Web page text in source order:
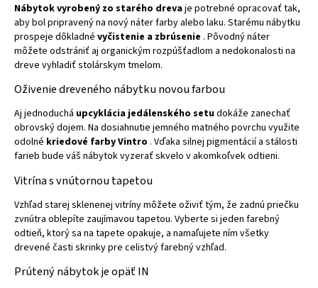
Nábytok vyrobený zo starého drevaje potrebné opracovať tak,
aby bol pripravený na nový náter farby alebo laku. Starému nábytku
prospeje dôkladné vyčistenie a zbrúsenie . Pôvodný náter
môžete odstrániť aj organickým rozpúšťadlom a nedokonalosti na
dreve vyhladiť stolárskym tmelom.
Oživenie dreveného nábytku novou farbou
Aj jednoduchá upcyklácia jedálenského setudokáže zanechať
obrovský dojem. Na dosiahnutie jemného matného povrchu využite
odolné kriedové farby Vintro . Vďaka silnej pigmentácií a stálosti
farieb bude váš nábytok vyzerať skvelo v akomkoľvek odtieni.
Vitrína s vnútornou tapetou
Vzhľad starej sklenenej vitríny môžete oživiť tým, že zadnú priečku
zvnútra oblepíte zaujímavou tapetou. Vyberte si jeden farebný
odtieň, ktorý sa na tapete opakuje, a namaľujete ním všetky
drevené časti skrinky pre celistvý farebný vzhľad.
Prútený nábytok je opäť IN